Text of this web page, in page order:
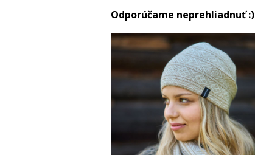
Odporúčame neprehliadnuť :)